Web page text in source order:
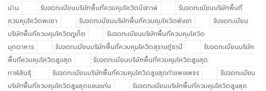
น่าน
รับจดทะเบียนบริษัทพื้นที่ควบคุมโควิดบึงกาฬ
รับจดทะเบียนบริษัทพื้นที่
ควบคุมโควิดพะเยา
รับจดทะเบียนบริษัทพื้นที่ควบคุมโควิดพังงา
รับจดทะเบียน
บริษัทพื้นที่ควบคุมโควิดภูเก็ต
รับจดทะเบียนบริษัทพื้นที่ควบคุมโควิด
มุกดาหาร
รับจดทะเบียนบริษัทพื้นที่ควบคุมโควิดสุราษฎ์ธานี
รับจดทะเบียนบริษัท
พื้นที่ควบคุมโควิดสูงสุด
รับจดทะเบียนบริษัทพื้นที่ควบคุมโควิดสูงสุด
กาฬสินธุ์
รับจดทะเบียนบริษัทพื้นที่ควบคุมโควิดสูงสุดกำแพงเพชร
รับจดทะเบียน
บริษัทพื้นที่ควบคุมโควิดสูงสุดขอนแก่น
รับจดทะเบียนบริษัทพื้นที่ควบคุมโควิดสูงสุด